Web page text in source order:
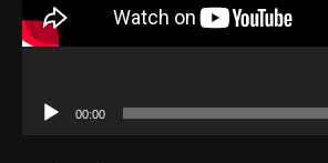
00:00